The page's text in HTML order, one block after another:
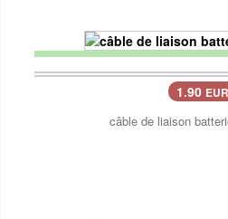
1.90 EUR
câble de liaison